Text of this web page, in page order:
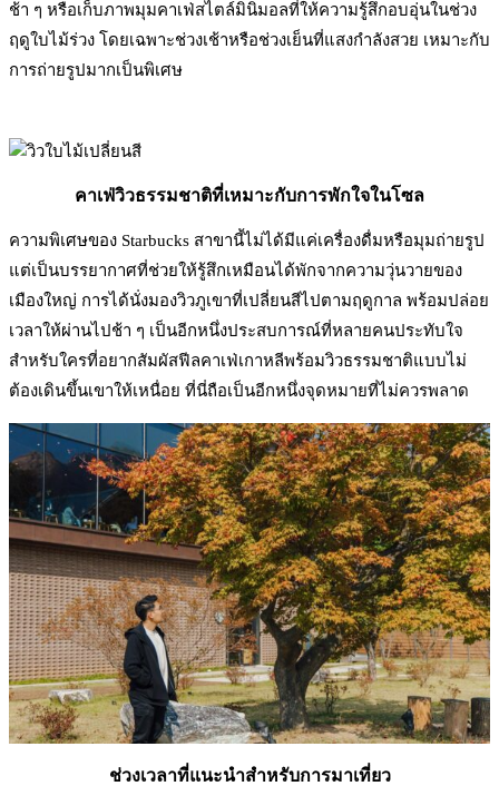
ช้า ๆ หรือเก็บภาพมุมคาเฟ่สไตล์มินิมอลที่ให้ความรู้สึกอบอุ่นในช่วง
ฤดูใบไม้ร่วง โดยเฉพาะช่วงเช้าหรือช่วงเย็นที่แสงกำลังสวย เหมาะกับ
การถ่ายรูปมากเป็นพิเศษ
คาเฟ่วิวธรรมชาติที่เหมาะกับการพักใจในโซล
ความพิเศษของ Starbucks สาขานี้ไม่ได้มีแค่เครื่องดื่มหรือมุมถ่ายรูป
แต่เป็นบรรยากาศที่ช่วยให้รู้สึกเหมือนได้พักจากความวุ่นวายของ
เมืองใหญ่ การได้นั่งมองวิวภูเขาที่เปลี่ยนสีไปตามฤดูกาล พร้อมปล่อย
เวลาให้ผ่านไปช้า ๆ เป็นอีกหนึ่งประสบการณ์ที่หลายคนประทับใจ
สำหรับใครที่อยากสัมผัสฟีลคาเฟ่เกาหลีพร้อมวิวธรรมชาติแบบไม่
ต้องเดินขึ้นเขาให้เหนื่อย ที่นี่ถือเป็นอีกหนึ่งจุดหมายที่ไม่ควรพลาด
ช่วงเวลาที่แนะนำสำหรับการมาเที่ยว